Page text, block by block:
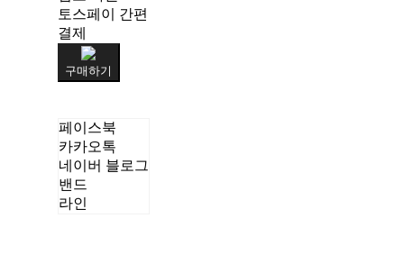
토스페이 간편
결제
구매하기
페이스북
카카오톡
네이버 블로그
밴드
라인